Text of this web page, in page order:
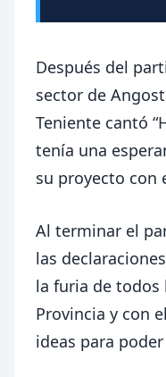
Después del
sector de
Teniente cantó
tenía una
su proyecto con
Al terminar el
las
la furia de todos
Provincia y con
ideas para